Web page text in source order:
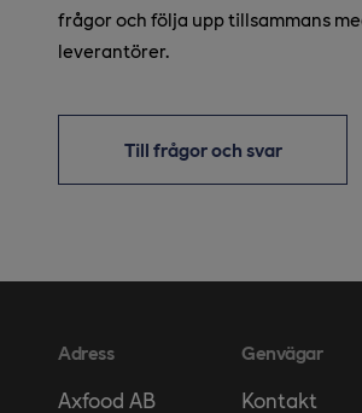
frågor och följa upp tillsammans
leverantörer.
Till frågor och svar
Adress
Axfood AB
Genvägar
Kontakt